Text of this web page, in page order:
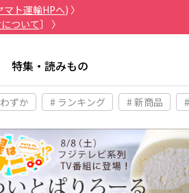
マト運輸HPへ) 〉
ついて］ 〉
特集・読みもの
ずか # ランキング # 新商品